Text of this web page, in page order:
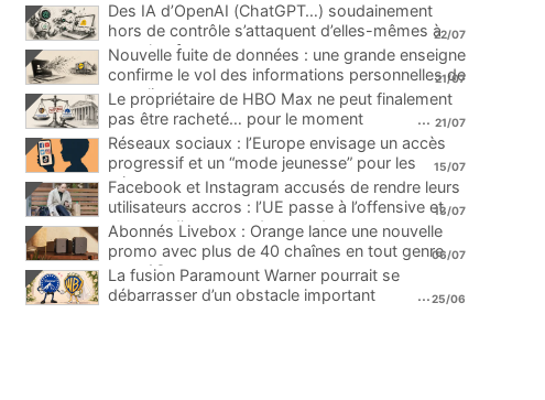
Des IA d’OpenAI (ChatGPT…) soudainement
hors de contrôle s’attaquent d’elles-mêmes à
une plateforme
...
22/07
Nouvelle fuite de données : une grande enseigne
confirme le vol des informations personnelles de
ses clients
...
21/07
Le propriétaire de HBO Max ne peut finalement
pas être racheté… pour le moment
... 21/07
Réseaux sociaux : l’Europe envisage un accès
progressif et un “mode jeunesse” pour les
mineurs
...
15/07
Facebook et Instagram accusés de rendre leurs
utilisateurs accros : l’UE passe à l’offensive et
menace d’une amende record
...
13/07
Abonnés Livebox : Orange lance une nouvelle
promo avec plus de 40 chaînes en tout genre
pour 1€
06/07
La fusion Paramount Warner pourrait se
débarrasser d’un obstacle important
...25/06